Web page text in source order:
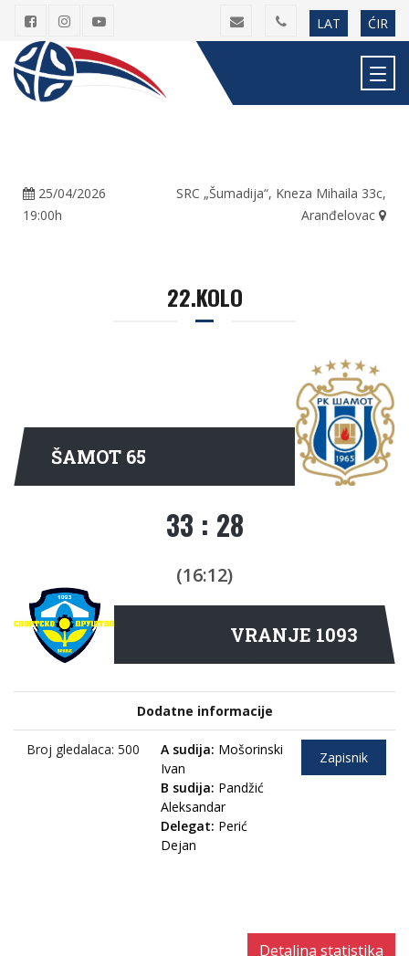
LAT ĆIR
25/04/2026
19:00h
SRC „Šumadija“, Kneza Mihaila 33c,
Aranđelovac
22.KOLO
ŠAMOT 65
33 : 28
(16:12)
VRANJE 1093
Dodatne informacije
Broj gledalaca: 500 A sudija: Mošorinski
Ivan
B sudija: Pandžić
Aleksandar
Delegat: Perić
Dejan
Zapisnik
Detaljna statistika